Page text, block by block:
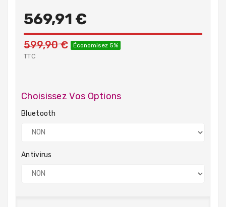
569,91 €
599,90 € Économisez 5%
TTC
Choisissez Vos Options
Bluetooth
Antivirus